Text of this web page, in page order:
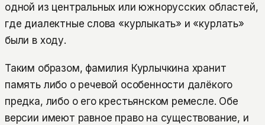
одной из центральных или южнорусских областей,
где диалектные слова «курлыкать» и «курлать»
были в ходу.
Таким образом, фамилия Курлычкина хранит
память либо о речевой особенности далёкого
предка, либо о его крестьянском ремесле. Обе
версии имеют равное право на существование, и